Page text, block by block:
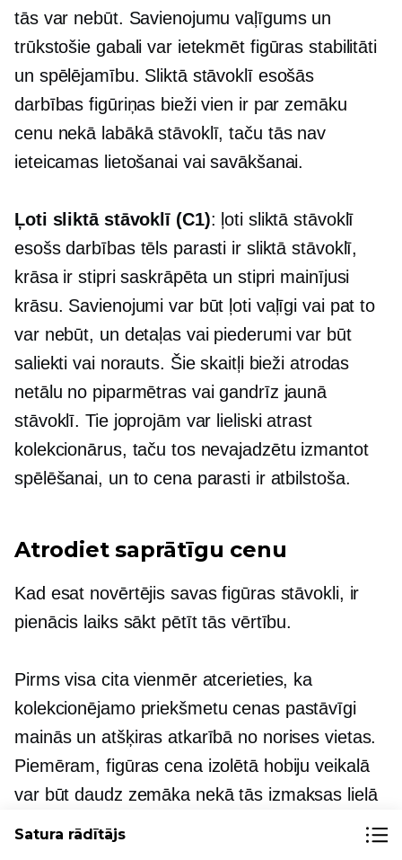
tās var nebūt. Savienojumu vaļīgums un
trūkstošie gabali var ietekmēt figūras stabilitāti
un spēlējamību. Sliktā stāvoklī esošās
darbības figūriņas bieži vien ir par zemāku
cenu nekā labākā stāvoklī, taču tās nav
ieteicamas lietošanai vai savākšanai.
Ļoti sliktā stāvoklī (C1): ļoti sliktā stāvoklī
esošs darbības tēls parasti ir sliktā stāvoklī,
krāsa ir stipri saskrāpēta un stipri mainījusi
krāsu. Savienojumi var būt ļoti vaļīgi vai pat to
var nebūt, un detaļas vai piederumi var būt
saliekti vai norauts. Šie skaitļi bieži atrodas
netālu no piparmētras vai gandrīz jaunā
stāvoklī. Tie joprojām var lieliski atrast
kolekcionārus, taču tos nevajadzētu izmantot
spēlēšanai, un to cena parasti ir atbilstoša.
Atrodiet saprātīgu cenu
Kad esat novērtējis savas figūras stāvokli, ir
pienācis laiks sākt pētīt tās vērtību.
Pirms visa cita vienmēr atcerieties, ka
kolekcionējamo priekšmetu cenas pastāvīgi
mainās un atšķiras atkarībā no norises vietas.
Piemēram, figūras cena izolētā hobiju veikalā
var būt daudz zemāka nekā tās izmaksas lielā
rotaļlietu kongresā lielā pilsētā. Tāpēc ņemiet
Satura rādītājs